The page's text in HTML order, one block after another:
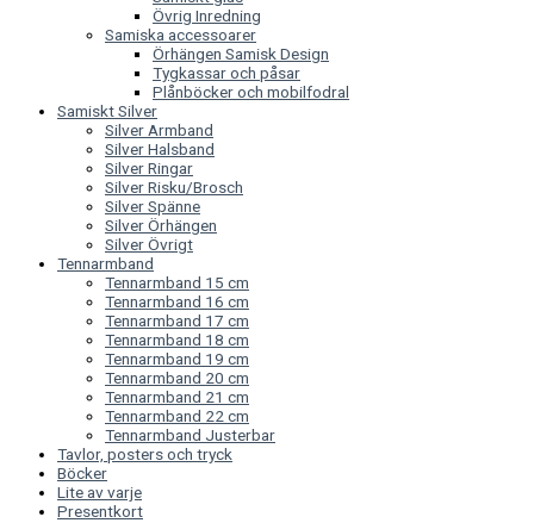
Övrig Inredning
Samiska accessoarer
Örhängen Samisk Design
Tygkassar och påsar
Plånböcker och mobilfodral
Samiskt Silver
Silver Armband
Silver Halsband
Silver Ringar
Silver Risku/Brosch
Silver Spänne
Silver Örhängen
Silver Övrigt
Tennarmband
Tennarmband 15 cm
Tennarmband 16 cm
Tennarmband 17 cm
Tennarmband 18 cm
Tennarmband 19 cm
Tennarmband 20 cm
Tennarmband 21 cm
Tennarmband 22 cm
Tennarmband Justerbar
Tavlor, posters och tryck
Böcker
Lite av varje
Presentkort